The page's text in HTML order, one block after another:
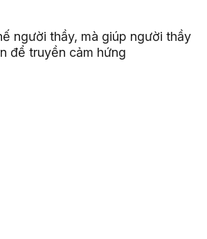
người thầy, mà giúp người thầy
để truyền cảm hứng